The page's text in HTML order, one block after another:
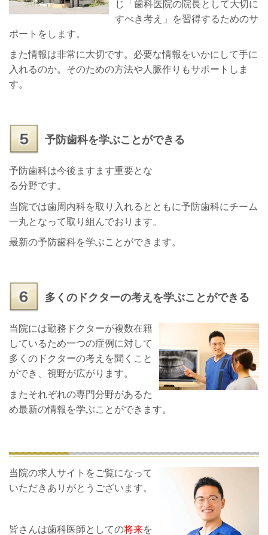
じ「歯科医院の院長として大切に
すべき考え」を習得するためのサ
ポートをします。
また情報は非常に大切です。必要な情報をいかにして手に
入れるのか。そのための方法や人脈作りもサポートしま
す。
予防歯科を学ぶことができる
予防歯科は今後ますます重要とな
る分野です。
当院では歯周内科を取り入れるとともに予防歯科にチーム
一丸となって取り組んでおります。
最新の予防歯科を学ぶことができます。
多くのドクターの考えを学ぶことができる
当院には勤務ドクターが複数在籍
しているため一つの症例に対して
多くのドクターの考えを聞くこと
ができ、視野が広がります。
またそれぞれの専門分野があるた
め最新の情報を学ぶことができます。
当院の求人サイトをご覧になって
いただきありがとうございます。
皆さんは歯科医師としての将来を